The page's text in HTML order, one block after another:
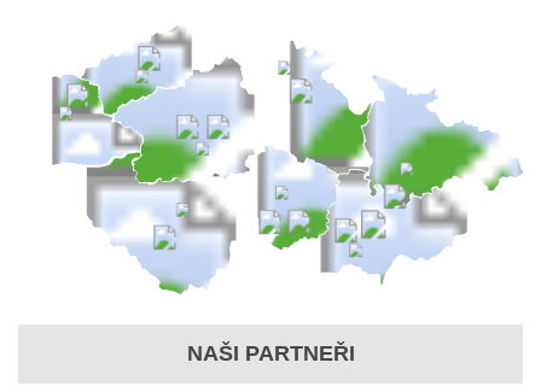
NAŠI PARTNEŘI